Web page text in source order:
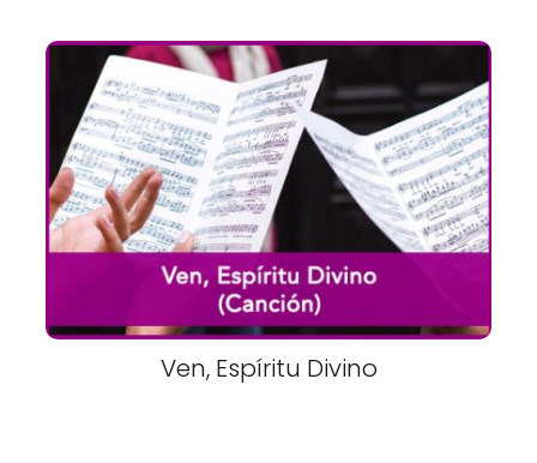
Ven, Espíritu Divino